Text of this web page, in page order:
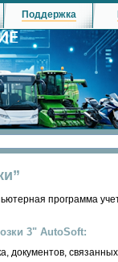
Поддержка
программа
3" AutoSoft:
документов,